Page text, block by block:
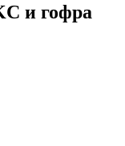
и гофра